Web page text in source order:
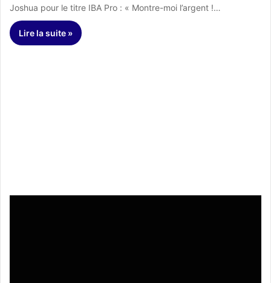
Joshua pour le titre IBA Pro : « Montre-moi l’argent !…
Lire la suite »